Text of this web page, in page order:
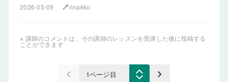
2026-05-09 editrinakko
※ 講師のコメントは、その講師のレッスンを受講した後に投稿する
ことができます
keyboard_arrow_left keyboard_arrow_right